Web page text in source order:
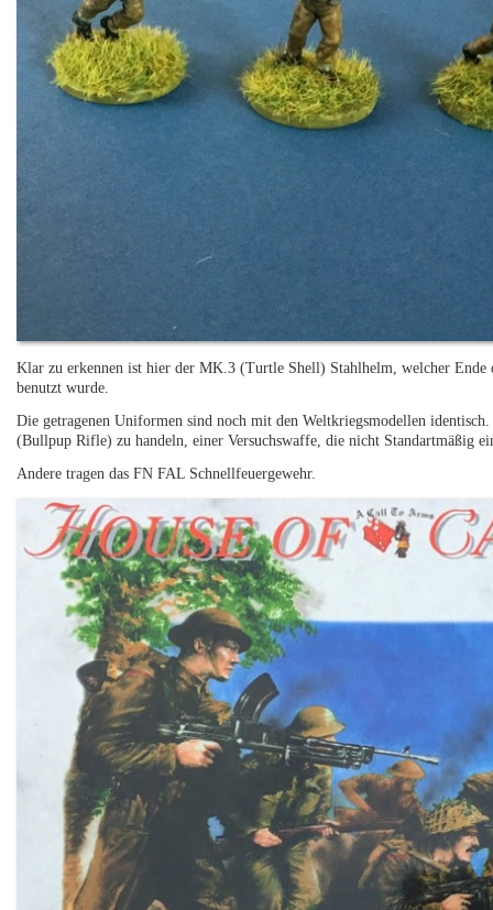
Klar zu erkennen ist hier der MK.3 (Turtle Shell) Stahlhelm, welcher Ende
benutzt wurde.
Die getragenen Uniformen sind noch mit den Weltkriegsmodellen
(Bullpup Rifle) zu handeln, einer Versuchswaffe, die nicht Standartmäßig
Andere tragen das FN FAL Schnellfeuergewehr.